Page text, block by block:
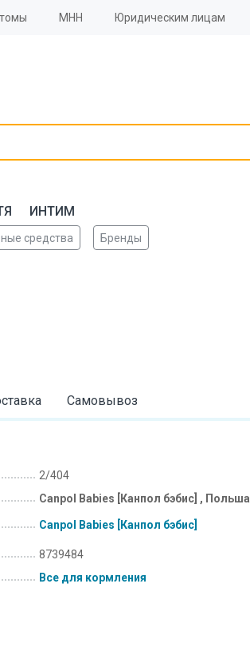
МНН Юридическим лицам
ИНТИМ
средства Бренды
Самовывоз
2/404
Canpol Babies [Канпол бэбис] , Польша
Canpol Babies [Канпол бэбис]
8739484
Все для кормления